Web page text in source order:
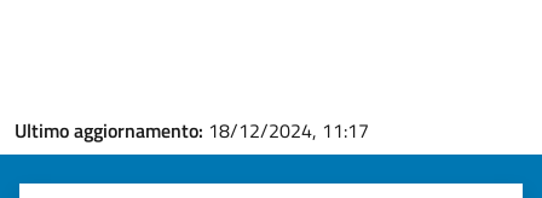
Ultimo aggiornamento: 18/12/2024, 11:17